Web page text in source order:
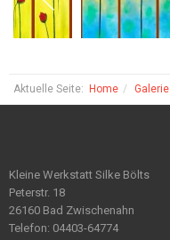
Aktuelle Seite: Home Galerie
Kleine Werkstatt Silke Bölts
Peterstr. 18
26160 Bad Zwischenahn
Telefon: 04403-64774